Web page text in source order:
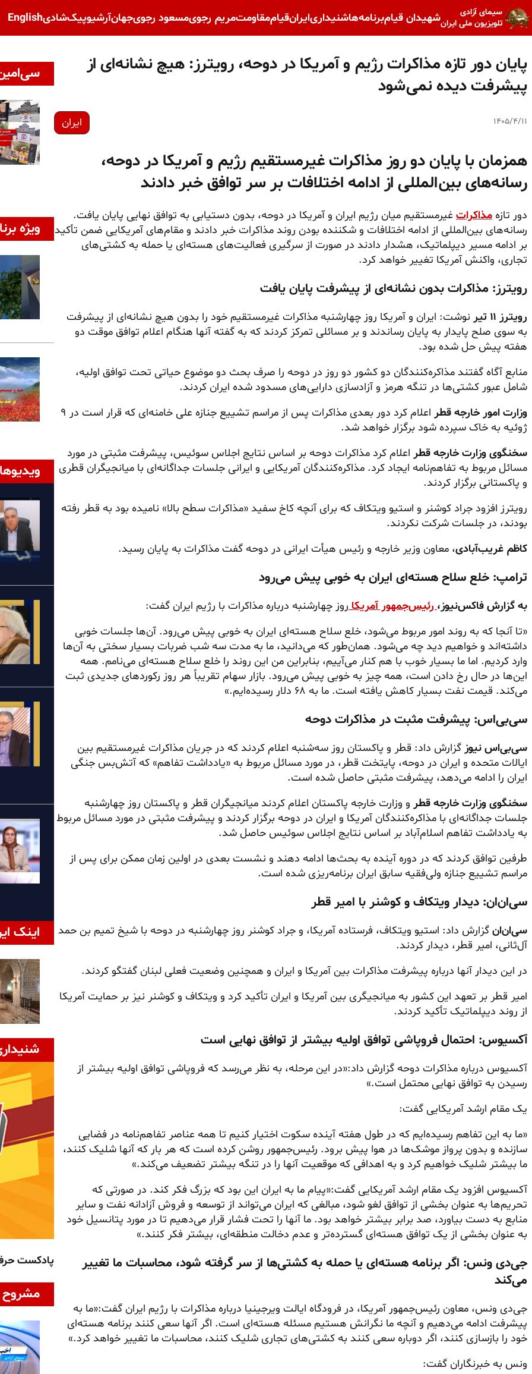
سیمای آزادی
تلویزیون ملی ایرانشهیدان قیامبرنامه‌هاشنیداریایرانقیاممقاومتمریم رجویمسعود رجویجهانآرشیوپیک‌شادیEnglish
پایان دور تازه مذاکرات رژیم و آمریکا در دوحه، رویترز: هیچ نشانه‌ای از
پیشرفت دیده نمی‌شود
۱۴۰۵/۴/۱۱ ایران
همزمان با پایان دو روز مذاکرات غیرمستقیم رژیم و آمریکا در دوحه،
رسانه‌های بین‌المللی از ادامه اختلافات بر سر توافق خبر دادند
دور تازه مذاکرات غیرمستقیم میان رژیم ایران و آمریکا در دوحه، بدون دستیابی به توافق نهایی پایان یافت.
رسانه‌های بین‌المللی از ادامه اختلافات و شکننده بودن روند مذاکرات خبر دادند و مقام‌های آمریکایی ضمن تأکید
بر ادامه مسیر دیپلماتیک، هشدار دادند در صورت از سرگیری فعالیت‌های هسته‌ای یا حمله به کشتی‌های
تجاری، واکنش آمریکا تغییر خواهد کرد.
رویترز: مذاکرات بدون نشانه‌ای از پیشرفت پایان یافت
رویترز ۱۱ تیر
نوشت: ایران و آمریکا روز چهارشنبه مذاکرات غیرمستقیم خود را بدون هیچ نشانه‌ای از پیشرفت
به سوی صلح پایدار به پایان رساندند و بر مسائلی تمرکز کردند که به گفته آنها هنگام اعلام توافق موقت دو
هفته پیش حل شده بود.
منابع آگاه گفتند مذاکره‌کنندگان دو کشور دو روز در دوحه را صرف بحث دو موضوع حیاتی تحت توافق اولیه،
شامل عبور کشتی‌ها در تنگه هرمز و آزادسازی دارایی‌های مسدود شده ایران کردند.
وزارت امور خارجه قطر
اعلام کرد دور بعدی مذاکرات پس از مراسم تشییع جنازه علی خامنه‌ای که قرار است در ۹
ژوئیه به خاک سپرده شود برگزار خواهد شد.
سخنگوی وزارت خارجه قطر اعلام کرد مذاکرات دوحه بر اساس نتایج اجلاس سوئیس، پیشرفت مثبتی در مورد
مسائل مربوط به تفاهم‌نامه ایجاد کرد. مذاکره‌کنندگان آمریکایی و ایرانی جلسات جداگانه‌ای با میانجیگران قطری
و پاکستانی برگزار کردند.
رویترز افزود جراد کوشنر و استیو ویتکاف که برای آنچه کاخ سفید «مذاکرات سطح بالا» نامیده بود به قطر رفته
بودند، در جلسات شرکت نکردند.
کاظم غریب‌آبادی، معاون وزیر خارجه و رئیس هیأت ایرانی در دوحه گفت مذاکرات به پایان رسید.
ترامپ: خلع سلاح هسته‌ای ایران به خوبی پیش می‌رود
به گزارش فاکس‌نیوز،رئیس‌جمهور آمریکاروز چهارشنبه درباره مذاکرات با رژیم ایران گفت:
«تا آنجا که به روند امور مربوط می‌شود، خلع سلاح هسته‌ای ایران به خوبی پیش می‌رود. آن‌ها جلسات خوبی
داشته‌اند و خواهیم دید چه می‌شود. همان‌طور که می‌دانید، ما به مدت سه شب ضربات بسیار سختی به آن‌ها
وارد کردیم. اما ما بسیار خوب با هم کنار می‌آییم، بنابراین من این روند را خلع سلاح هسته‌ای می‌نامم. همه
این‌ها در حال رخ دادن است، همه چیز به خوبی پیش می‌رود. بازار سهام تقریباً هر روز رکوردهای جدیدی ثبت
می‌کند. قیمت نفت بسیار کاهش یافته است. ما به ۶۸ دلار رسیده‌ایم.»
سی‌بی‌اس: پیشرفت مثبت در مذاکرات دوحه
سی‌بی‌اس نیوز گزارش داد: قطر و پاکستان روز سه‌شنبه اعلام کردند که در جریان مذاکرات غیرمستقیم بین
ایالات متحده و ایران در دوحه، پایتخت قطر، در مورد مسائل مربوط به «یادداشت تفاهم» که آتش‌بس جنگی
ایران را ادامه می‌دهد، پیشرفت مثبتی حاصل شده است.
سخنگوی وزارت خارجه قطر و وزارت خارجه پاکستان اعلام کردند میانجیگران قطر و پاکستان روز چهارشنبه
جلسات جداگانه‌ای با مذاکره‌کنندگان آمریکا و ایران در دوحه برگزار کردند و پیشرفت مثبتی در مورد مسائل مربوط
به یادداشت تفاهم اسلام‌آباد بر اساس نتایج اجلاس سوئیس حاصل شد.
طرفین توافق کردند که در دوره آینده به بحث‌ها ادامه دهند و نشست بعدی در اولین زمان ممکن برای پس از
مراسم تشییع جنازه ولی‌فقیه سابق ایران برنامه‌ریزی شده است.
سی‌ان‌ان: دیدار ویتکاف و کوشنر با امیر قطر
سی‌ان‌ان گزارش داد: استیو ویتکاف، فرستاده آمریکا، و جراد کوشنر روز چهارشنبه در دوحه با شیخ تمیم بن حمد
آل‌ثانی، امیر قطر، دیدار کردند.
در این دیدار آنها درباره پیشرفت مذاکرات بین آمریکا و ایران و همچنین وضعیت فعلی لبنان گفتگو کردند.
امیر قطر بر تعهد این کشور به میانجیگری بین آمریکا و ایران تأکید کرد و ویتکاف و کوشنر نیز بر حمایت آمریکا
از روند دیپلماتیک تأکید کردند.
آکسیوس: احتمال فروپاشی توافق اولیه بیشتر از توافق نهایی است
آکسیوس درباره مذاکرات دوحه گزارش داد:«در این مرحله، به نظر می‌رسد که فروپاشی توافق اولیه بیشتر از
رسیدن به توافق نهایی محتمل است.»
یک مقام ارشد آمریکایی گفت:
«ما به این تفاهم رسیده‌ایم که در طول هفته آینده سکوت اختیار کنیم تا همه عناصر تفاهم‌نامه در فضایی
سازنده و بدون پرواز موشک‌ها در هوا پیش برود. رئیس‌جمهور روشن کرده است که هر بار که آنها شلیک کنند،
ما بیشتر شلیک خواهیم کرد و به اهدافی که موقعیت آنها را در تنگه بیشتر تضعیف می‌کند.»
آکسیوس افزود یک مقام ارشد آمریکایی گفت:«پیام ما به ایران این بود که بزرگ فکر کند. در صورتی که
تحریم‌ها به عنوان بخشی از توافق لغو شود، مبالغی که ایران می‌تواند از توسعه و فروش آزادانه نفت و سایر
منابع به دست بیاورد، صد برابر بیشتر خواهد بود. ما آنها را تحت فشار قرار می‌دهیم تا در مورد پتانسیل خود
به عنوان بخشی از یک توافق هسته‌ای گسترده‌تر و عدم دخالت منطقه‌ای، بیشتر فکر کنند.»
جی‌دی ونس: اگر برنامه هسته‌ای یا حمله به کشتی‌ها از سر گرفته شود، محاسبات ما تغییر
می‌کند
جی‌دی ونس، معاون رئیس‌جمهور آمریکا، در فرودگاه ایالت ویرجینیا درباره مذاکرات با رژیم ایران گفت:«ما به
پیشرفت ادامه می‌دهیم و آنچه ما نگرانش هستیم مسئله هسته‌ای است. اگر آنها سعی کنند برنامه هسته‌ای
خود را بازسازی کنند، اگر دوباره سعی کنند به کشتی‌های تجاری شلیک کنند، محاسبات ما تغییر خواهد کرد.»
ونس به خبرنگاران گفت:
ویژه
اینک
پادکست
مشروح